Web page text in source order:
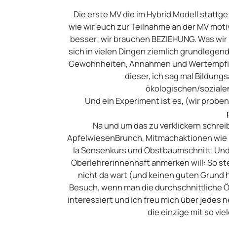
Die erste MV die im Hybrid Modell
wie wir euch zur Teilnahme an der MV
besser; wir brauchen BEZIEHUNG. Was
sich in vielen Dingen ziemlich
Gewohnheiten, Annahmen und
dieser, ich sag mal
ökologischen/
Und ein Experiment ist es, (wir
Na und um das zu verklickern
ApfelwiesenBrunch, Mitmachaktionen
la Sensenkurs und Obstbaumschnitt.
Oberlehrerinnenhaft anmerken will: So
nicht da wart (und keinen guten
Besuch, wenn man die durchschnittliche
interessiert und ich freu mich über jedes
die einzige mit so